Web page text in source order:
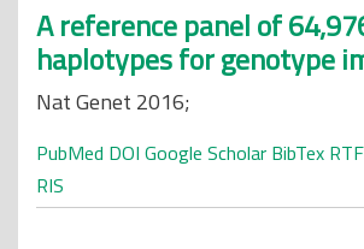
A reference panel of
haplotypes for genotype
Nat Genet 2016;
PubMed DOI Google Scholar BibTex RTF
RIS